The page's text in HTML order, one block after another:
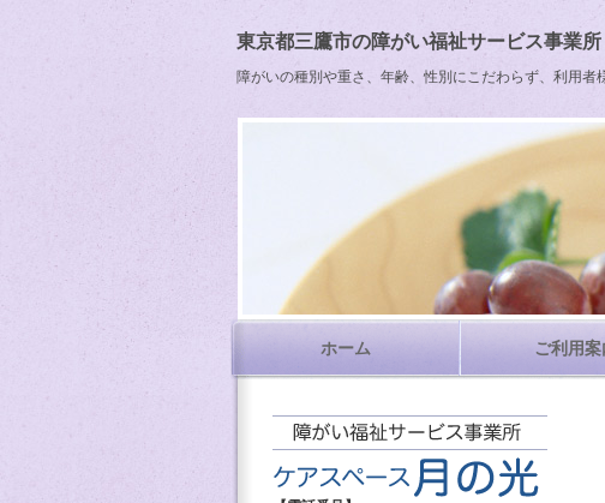
東京都三鷹市の障がい福祉サービス事業
障がいの種別や重さ、年齢、性別にこだわらず、利用
ホーム ご利用案